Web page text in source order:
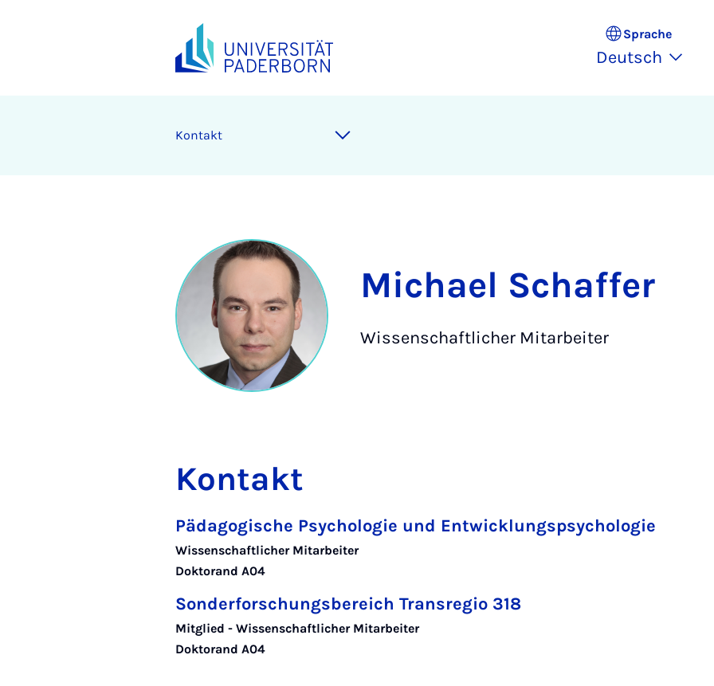
Sprache
Deutsch
Kontakt
Michael Schaffer
Wissenschaftlicher Mitarbeiter
Kontakt
Pädagogische Psychologie und Entwicklungspsychologie
Wissenschaftlicher Mitarbeiter
Doktorand A04
Sonderforschungsbereich Transregio 318
Mitglied - Wissenschaftlicher Mitarbeiter
Doktorand A04